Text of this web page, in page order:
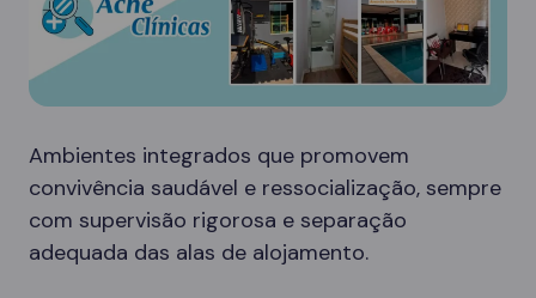
Ambientes integrados que promovem
convivência saudável e ressocialização, sempre
com supervisão rigorosa e separação
adequada das alas de alojamento.